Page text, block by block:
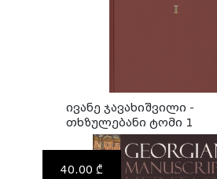
ივანე ჯავახიშვილი -
თხზულებანი ტომი 1
40.00 ₾